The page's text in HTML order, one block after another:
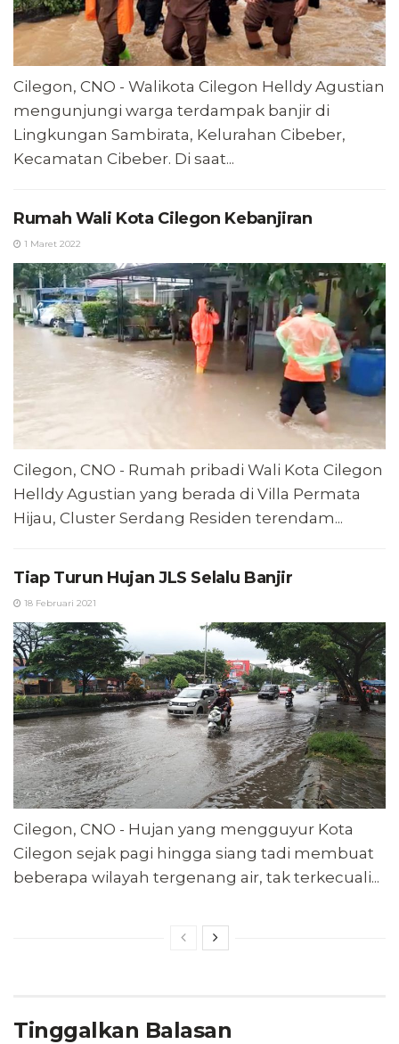
Cilegon, CNO - Walikota Cilegon Helldy Agustian
mengunjungi warga terdampak banjir di
Lingkungan Sambirata, Kelurahan Cibeber,
Kecamatan Cibeber. Di saat...
Rumah Wali Kota Cilegon Kebanjiran
1 Maret 2022
Cilegon, CNO - Rumah pribadi Wali Kota Cilegon
Helldy Agustian yang berada di Villa Permata
Hijau, Cluster Serdang Residen terendam...
Tiap Turun Hujan JLS Selalu Banjir
18 Februari 2021
Cilegon, CNO - Hujan yang mengguyur Kota
Cilegon sejak pagi hingga siang tadi membuat
beberapa wilayah tergenang air, tak terkecuali...
Tinggalkan Balasan